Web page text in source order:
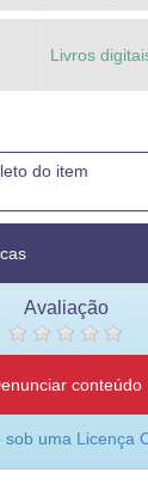
Livros
do item
Avaliação
conteúdo
sob uma Licença